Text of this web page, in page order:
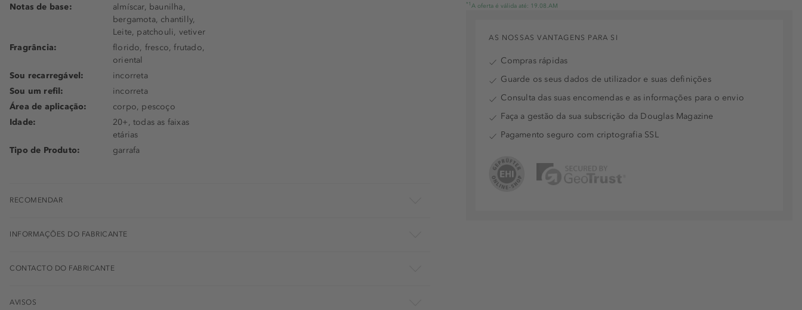
*1 A oferta é válida até: 19.08.AM
Notas de base:
almíscar, baunilha,
bergamota, chantilly,
Leite, patchouli, vetiver
Fragrância:
florido, fresco, frutado,
oriental
Sou recarregável:
incorreta
Sou um refil:
incorreta
Área de aplicação:
corpo, pescoço
Idade:
20+, todas as faixas
etárias
Tipo de Produto:
garrafa
RECOMENDAR
INFORMAÇÕES DO FABRICANTE
CONTACTO DO FABRICANTE
AVISOS
AS NOSSAS VANTAGENS PARA SI
Compras rápidas
Guarde os seus dados de utilizador e suas definições
Consulta das suas encomendas e as informações para o envio
Faça a gestão da sua subscrição da Douglas Magazine
Pagamento seguro com criptografia SSL